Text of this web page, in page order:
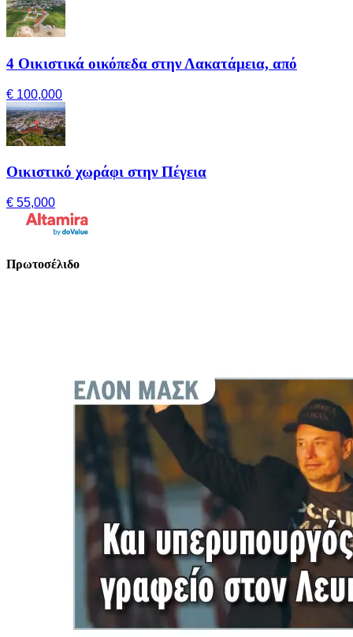
4 Οικιστικά οικόπεδα στην Λακατάμεια, από
€ 100,000
Οικιστικό χωράφι στην Πέγεια
€ 55,000
Πρωτοσέλιδο